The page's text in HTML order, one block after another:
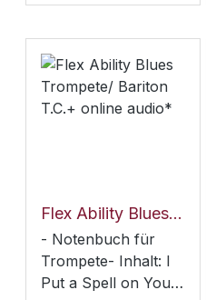
Üben des
Band 1
Flex Ability Blues Trompete/ Bariton T.C.+ online audio*
- Notenbuch für
Trompete- Inhalt: I
Put a Spell on You/